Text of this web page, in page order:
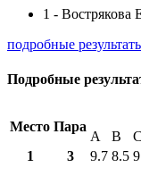
1 - Вострякова
подробные
Подробные
Место Пара
A
B C
1
3 9.7 8.5 9